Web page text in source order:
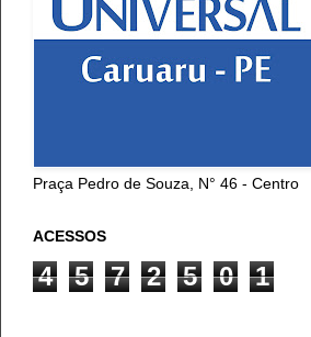
Praça Pedro de Souza, N° 46 - Centro
ACESSOS
4 5 7 2 5 0 1